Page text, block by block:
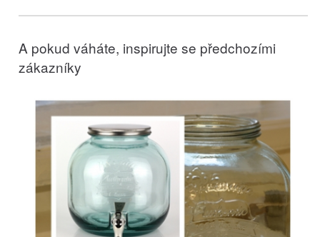
A pokud váháte, inspirujte se předchozími
zákazníky